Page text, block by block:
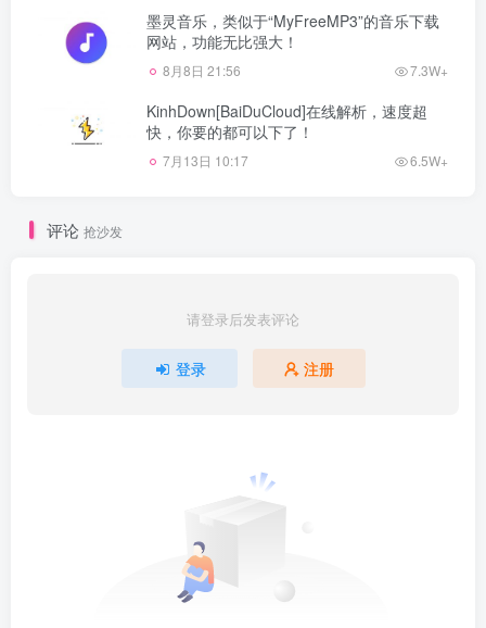
墨灵音乐，类似于“MyFreeMP3”的音乐下载
网站，功能无比强大！
8月8日 21:56 7.3W+
KinhDown[BaiDuCloud]在线解析，速度超
快，你要的都可以下了！
7月13日 10:17 6.5W+
评论 抢沙发
请登录后发表评论
登录 注册